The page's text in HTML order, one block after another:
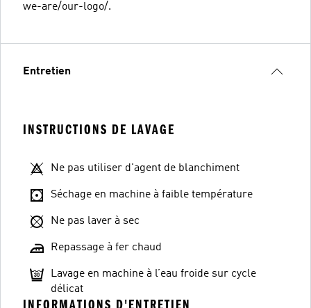
we-are/our-logo/.
Entretien
INSTRUCTIONS DE LAVAGE
Ne pas utiliser d'agent de blanchiment
Séchage en machine à faible température
Ne pas laver à sec
Repassage à fer chaud
Lavage en machine à l’eau froide sur cycle
délicat